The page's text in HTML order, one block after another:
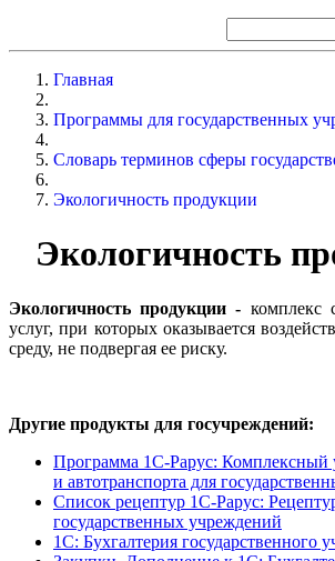
Главная
Программы для государственных
Словарь терминов сферы
Экологичность продукции
Экологичность
Экологичность продукции - комплекс
услуг, при которых оказывается
среду, не подвергая ее риску.
Другие продукты для госучреждений:
Программа 1С-Рарус:
и автотранспорта для
Список рецептур 1С-Рарус:
государственных учреждений
1С: Бухгалтерия государственного